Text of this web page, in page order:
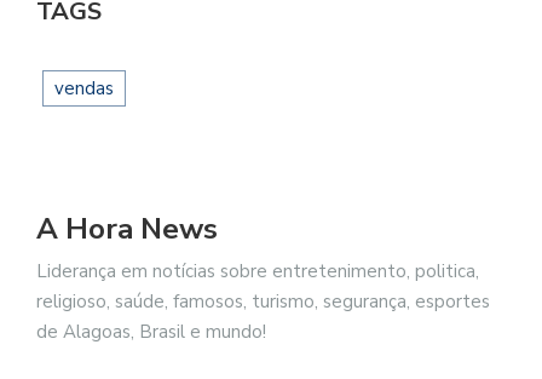
TAGS
vendas
A Hora News
Liderança em notícias sobre entretenimento, politica,
religioso, saúde, famosos, turismo, segurança, esportes
de Alagoas, Brasil e mundo!